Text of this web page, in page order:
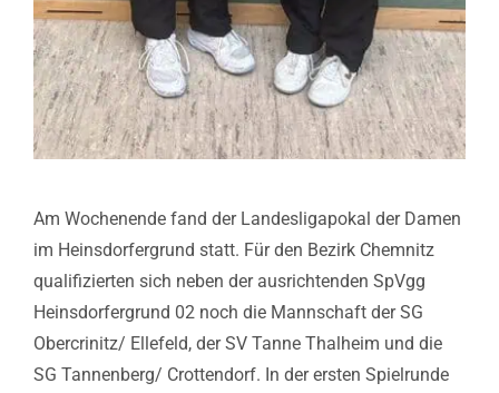
Am Wochenende fand der Landesligapokal der Damen
im Heinsdorfergrund statt. Für den Bezirk Chemnitz
qualifizierten sich neben der ausrichtenden SpVgg
Heinsdorfergrund 02 noch die Mannschaft der SG
Obercrinitz/ Ellefeld, der SV Tanne Thalheim und die
SG Tannenberg/ Crottendorf. In der ersten Spielrunde